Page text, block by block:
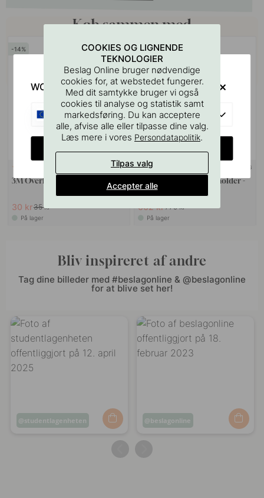
Køb sammen med
14
3M Overfladerengøringsserviet
30 kr35 kr
På lager
15
VÆGBESLAG
Cool-Line - Toiletrulleholder -
CL221 - Rustfrit
662 kr779 kr
På lager
Bliv inspireret af andre
Tag dine billeder med #beslagonline & @beslagonline
for at blive set her!
Opslag
studentlagenheten
Opslag
beslagonline
COOKIES OG LIGNENDE
TEKNOLOGIER
Beslag Online bruger nødvendige
cookies for, at webstedet fungerer.
Med dit samtykke bruger vi også
cookies til analyse og statistik samt
markedsføring. Du kan acceptere
alle, afvise alle eller tilpasse dine valg.
Læs mere i vores Persondatapolitik.
Tilpas valg
Accepter alle
WOULD YOU RATHER VISIT?
EU